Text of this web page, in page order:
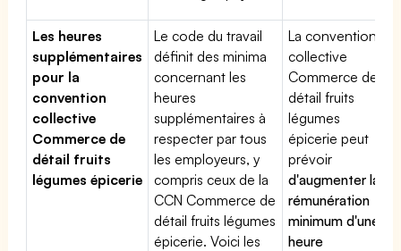
Les heures
supplémentaires
pour la
convention
collective
Commerce de
détail fruits
légumes épicerie
Le code du travail
définit des minima
concernant les
heures
supplémentaires à
respecter par tous
les employeurs, y
compris ceux de la
CCN Commerce de
détail fruits légumes
épicerie. Voici les
La convention
collective
Commerce de
détail fruits
légumes
épicerie peut
prévoir
d'augmenter la
rémunération
minimum d'une
heure